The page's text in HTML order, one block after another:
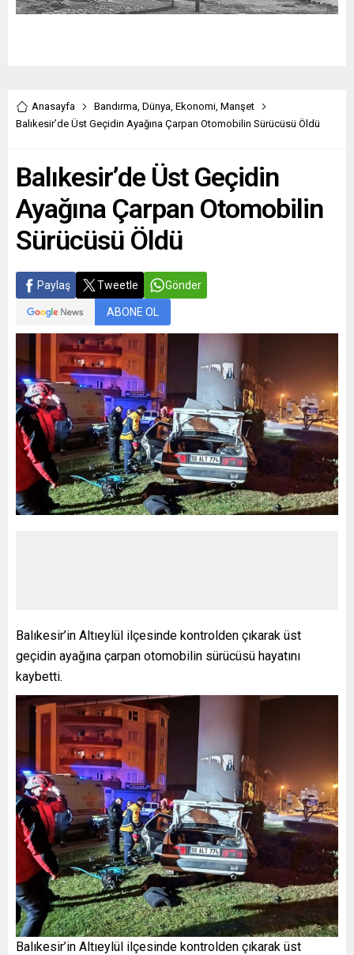
Anasayfa Bandırma, Dünya, Ekonomi, Manşet
Balıkesir’de Üst Geçidin Ayağına Çarpan Otomobilin Sürücüsü Öldü
Balıkesir’de Üst Geçidin
Ayağına Çarpan Otomobilin
Sürücüsü Öldü
Paylaş Tweetle Gönder
ABONE OL
Balıkesir’in Altıeylül ilçesinde kontrolden çıkarak üst
geçidin ayağına çarpan otomobilin sürücüsü hayatını
kaybetti.
Balıkesir’in Altıeylül ilçesinde kontrolden çıkarak üst